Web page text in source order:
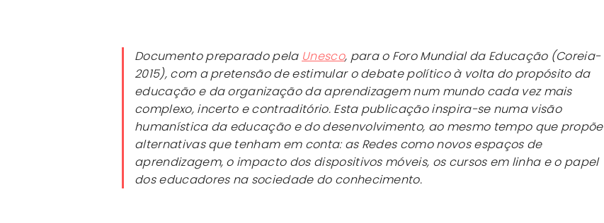
Documento preparado pela Unesco, para o Foro Mundial da Educação (Coreia-
2015), com a pretensão de estimular o debate político à volta do propósito da
educação e da organização da aprendizagem num mundo cada vez mais
complexo, incerto e contraditório. Esta publicação inspira-se numa visão
humanística da educação e do desenvolvimento, ao mesmo tempo que propõe
alternativas que tenham em conta: as Redes como novos espaços de
aprendizagem, o impacto dos dispositivos móveis, os cursos em linha e o papel
dos educadores na sociedade do conhecimento.